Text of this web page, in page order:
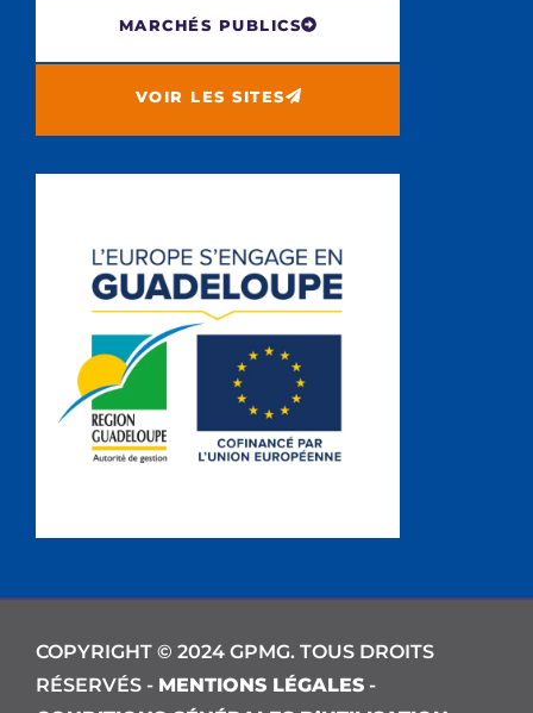
MARCHÉS PUBLICS
VOIR LES SITES
COPYRIGHT © 2024 GPMG. TOUS DROITS
RÉSERVÉS - MENTIONS LÉGALES -